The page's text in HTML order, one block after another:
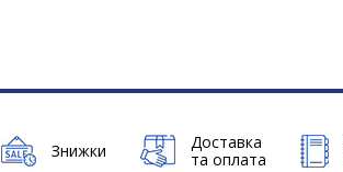
Знижки
Доставка
та оплата